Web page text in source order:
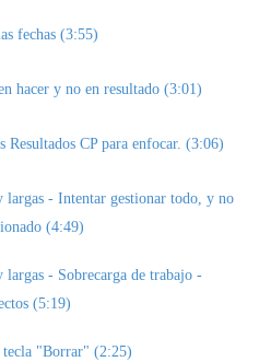
fechas (3:55)
hacer y no en resultado (3:01)
Resultados CP para enfocar. (3:06)
largas - Intentar gestionar todo, y no
(4:49)
- Sobrecarga de trabajo -
(5:19)
tecla "Borrar" (2:25)